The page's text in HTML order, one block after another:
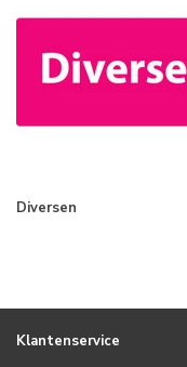
Diversen
Klantenservice